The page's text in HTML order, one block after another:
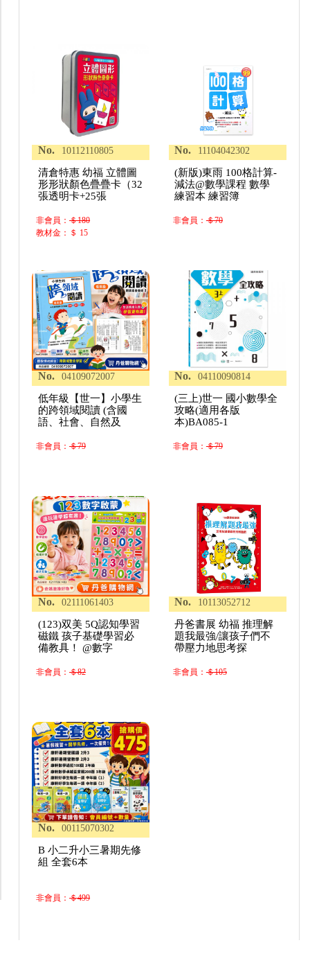
No. 10112110805
清倉特惠 幼福 立體圖
形形狀顏色疊疊卡（32
張透明卡+25張
非會員：＄180
教材金：＄ 15
No. 11104042302
(新版)東雨 100格計算-
減法@數學課程 數學
練習本 練習簿
非會員：＄70
No. 04109072007
低年級【世一】小學生
的跨領域閱讀 (含國
語、社會、自然及
非會員：＄79
No. 04110090814
(三上)世一 國小數學全
攻略(適用各版
本)BA085-1
非會員：＄79
No. 02111061403
(123)双美 5Q認知學習
磁鐵 孩子基礎學習必
備教具！ @數字
非會員：＄82
No. 10113052712
丹爸書展 幼福 推理解
題我最強/讓孩子們不
帶壓力地思考探
非會員：＄105
No. 00115070302
B 小二升小三暑期先修
組 全套6本
非會員：＄499